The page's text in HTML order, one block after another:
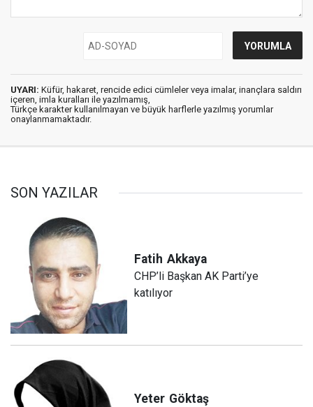
UYARI: Küfür, hakaret, rencide edici cümleler veya imalar, inançlara saldırı
içeren, imla kuralları ile yazılmamış,
Türkçe karakter kullanılmayan ve büyük harflerle yazılmış yorumlar
onaylanmamaktadır.
SON YAZILAR
Fatih Akkaya
CHP’li Başkan AK Parti’ye
katılıyor
Yeter Göktaş